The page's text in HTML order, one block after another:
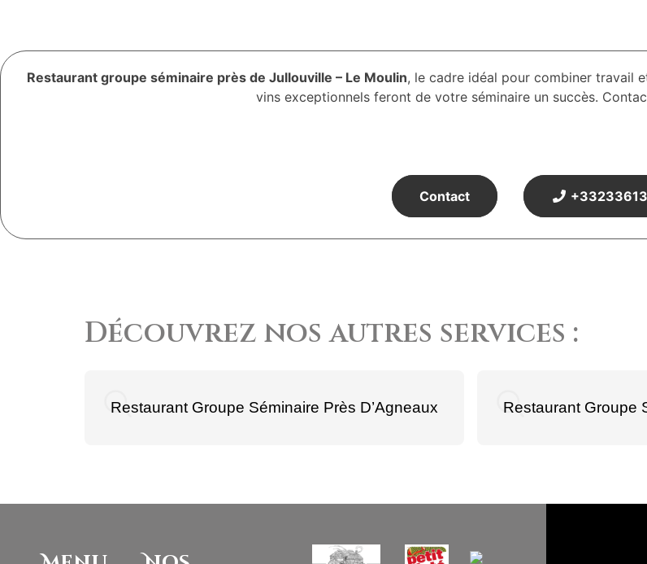
Restaurant groupe séminaire près de Jullouville – Le Moulin, le cadre idéal pour combiner travail
vins exceptionnels feront de votre séminaire un succès.
Contact
Découvrez nos autres services :
Restaurant Groupe Séminaire Près D’Agneaux Restaurant Groupe